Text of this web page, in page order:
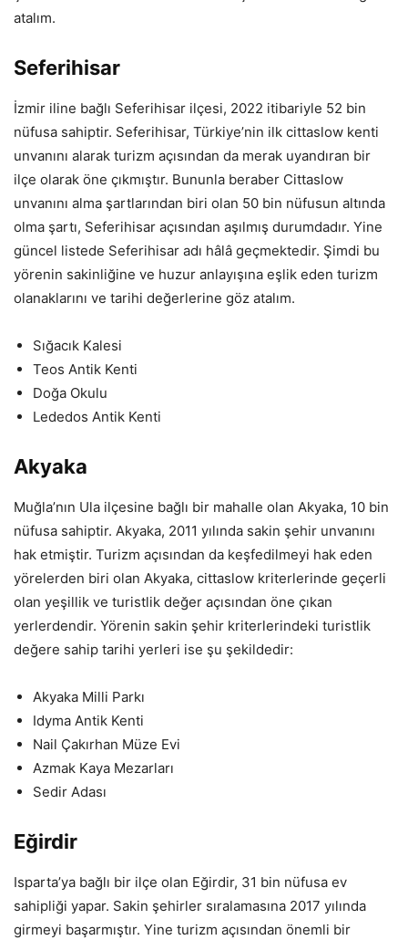
atalım.
Seferihisar
İzmir iline bağlı Seferihisar ilçesi, 2022 itibariyle 52 bin
nüfusa sahiptir. Seferihisar, Türkiye’nin ilk cittaslow kenti
unvanını alarak turizm açısından da merak uyandıran bir
ilçe olarak öne çıkmıştır. Bununla beraber Cittaslow
unvanını alma şartlarından biri olan 50 bin nüfusun altında
olma şartı, Seferihisar açısından aşılmış durumdadır. Yine
güncel listede Seferihisar adı hâlâ geçmektedir. Şimdi bu
yörenin sakinliğine ve huzur anlayışına eşlik eden turizm
olanaklarını ve tarihi değerlerine göz atalım.
Sığacık Kalesi
Teos Antik Kenti
Doğa Okulu
Lededos Antik Kenti
Akyaka
Muğla’nın Ula ilçesine bağlı bir mahalle olan Akyaka, 10 bin
nüfusa sahiptir. Akyaka, 2011 yılında sakin şehir unvanını
hak etmiştir. Turizm açısından da keşfedilmeyi hak eden
yörelerden biri olan Akyaka, cittaslow kriterlerinde geçerli
olan yeşillik ve turistlik değer açısından öne çıkan
yerlerdendir. Yörenin sakin şehir kriterlerindeki turistlik
değere sahip tarihi yerleri ise şu şekildedir:
Akyaka Milli Parkı
Idyma Antik Kenti
Nail Çakırhan Müze Evi
Azmak Kaya Mezarları
Sedir Adası
Eğirdir
Isparta’ya bağlı bir ilçe olan Eğirdir, 31 bin nüfusa ev
sahipliği yapar. Sakin şehirler sıralamasına 2017 yılında
girmeyi başarmıştır. Yine turizm açısından önemli bir